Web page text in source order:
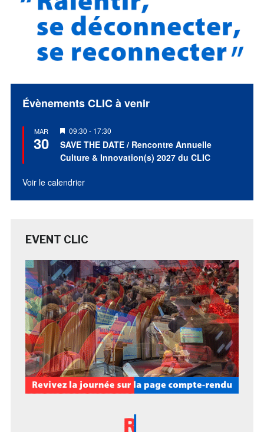
Évènements CLIC à venir
MAR
30
Mis
en
avant
09:30 - 17:30
SAVE THE DATE / Rencontre Annuelle
Culture & Innovation(s) 2027 du CLIC
Voir le calendrier
EVENT CLIC